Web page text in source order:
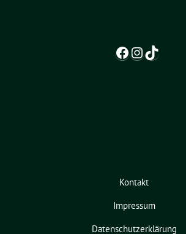
Facebook
Instagram
TikTok
Kontakt
Impressum
Datenschutzerklärung